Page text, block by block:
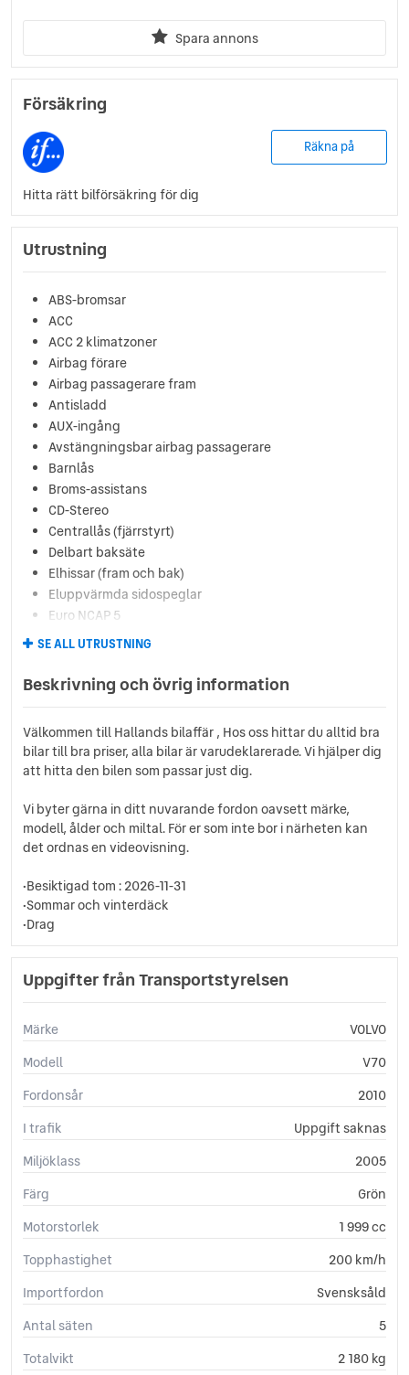
Spara annons
Försäkring
Räkna på
Hitta rätt bilförsäkring för dig
Utrustning
ABS-bromsar
ACC
ACC 2 klimatzoner
Airbag förare
Airbag passagerare fram
Antisladd
AUX-ingång
Avstängningsbar airbag passagerare
Barnlås
Broms-assistans
CD-Stereo
Centrallås (fjärrstyrt)
Delbart baksäte
Elhissar (fram och bak)
Eluppvärmda sidospeglar
Euro NCAP 5
Fartbegränsare
Fällbara baksäten
ISOFIX-fästen fram
Läslampa
Motorvärmare
Multifunktionsratt
Rails
Servostyrning
Sidoairbags
Sidokrockgardiner
Sminkspegel
Start-/stoppfunktion
Startspärr
Sätesvärme (bak)
Sätesvärme (fram)
Yttertemperaturmätare
SE ALL UTRUSTNING
Beskrivning och övrig information
Välkommen till Hallands bilaffär , Hos oss hittar du alltid bra
bilar till bra priser, alla bilar är varudeklarerade. Vi hjälper dig
att hitta den bilen som passar just dig.
Vi byter gärna in ditt nuvarande fordon oavsett märke,
modell, ålder och miltal. För er som inte bor i närheten kan
det ordnas en videovisning.
•Besiktigad tom : 2026-11-31
•Sommar och vinterdäck
•Drag
Uppgifter från Transportstyrelsen
Märke
VOLVO
Modell
V70
Fordonsår
2010
I trafik
Uppgift saknas
Miljöklass
2005
Färg
Grön
Motorstorlek
1 999 cc
Topphastighet
200 km/h
Importfordon
Svensksåld
Antal säten
5
Totalvikt
2 180 kg